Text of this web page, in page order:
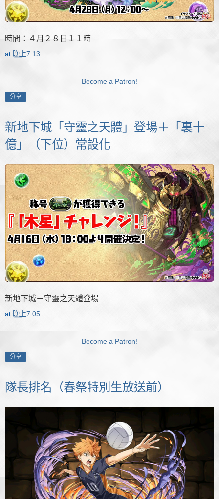
時間：４月２８日１１時
at 晚上7:13
Become a Patron!
分享
新地下城「守靈之天體」登場＋「裏十
億」（下位）常設化
新地下城－守靈之天體登場
at 晚上7:05
Become a Patron!
分享
隊長排名（春祭特別生放送前）